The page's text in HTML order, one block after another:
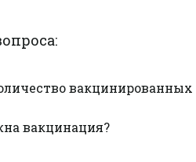
вакцинированных
вакцинация?